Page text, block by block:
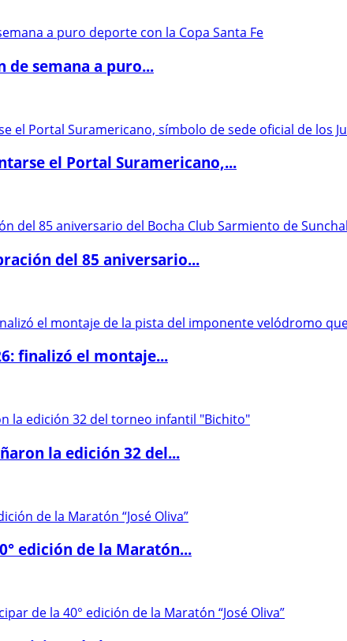
semana a puro...
el Portal Suramericano,...
del 85 aniversario...
finalizó el montaje...
la edición 32 del...
edición de la Maratón...